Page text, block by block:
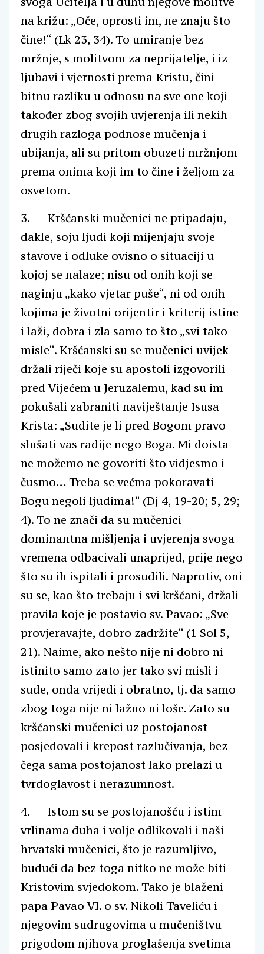
na križu: „Oče, oprosti im, ne znaju što
čine!“ (Lk 23, 34). To umiranje bez
mržnje, s molitvom za neprijatelje, i iz
ljubavi i vjernosti prema Kristu, čini
bitnu razliku u odnosu na sve one koji
također zbog svojih uvjerenja ili nekih
drugih razloga podnose mučenja i
ubijanja, ali su pritom obuzeti mržnjom
prema onima koji im to čine i željom za
osvetom.
3. Kršćanski mučenici ne pripadaju,
dakle, soju ljudi koji mijenjaju svoje
stavove i odluke ovisno o situaciji u
kojoj se nalaze; nisu od onih koji se
naginju „kako vjetar puše“, ni od onih
kojima je životni orijentir i kriterij istine
i laži, dobra i zla samo to što „svi tako
misle“. Kršćanski su se mučenici uvijek
držali riječi koje su apostoli izgovorili
pred Vijećem u Jeruzalemu, kad su im
pokušali zabraniti naviještanje Isusa
Krista: „Sudite je li pred Bogom pravo
slušati vas radije nego Boga. Mi doista
ne možemo ne govoriti što vidjesmo i
čusmo… Treba se većma pokoravati
Bogu negoli ljudima!“ (Dj 4, 19-20; 5, 29;
4). To ne znači da su mučenici
dominantna mišljenja i uvjerenja svoga
vremena odbacivali unaprijed, prije nego
što su ih ispitali i prosudili. Naprotiv, oni
su se, kao što trebaju i svi kršćani, držali
pravila koje je postavio sv. Pavao: „Sve
provjeravajte, dobro zadržite“ (1 Sol 5,
21). Naime, ako nešto nije ni dobro ni
istinito samo zato jer tako svi misli i
sude, onda vrijedi i obratno, tj. da samo
zbog toga nije ni lažno ni loše. Zato su
kršćanski mučenici uz postojanost
posjedovali i krepost razlučivanja, bez
čega sama postojanost lako prelazi u
tvrdoglavost i nerazumnost.
4. Istom su se postojanošću i istim
vrlinama duha i volje odlikovali i naši
hrvatski mučenici, što je razumljivo,
budući da bez toga nitko ne može biti
Kristovim svjedokom. Tako je blaženi
papa Pavao VI. o sv. Nikoli Taveliću i
njegovim sudrugovima u mučeništvu
prigodom njihova proglašenja svetima